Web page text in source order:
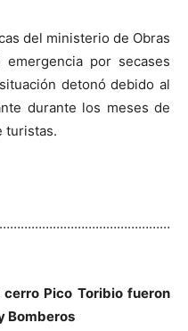
del ministerio de Obras
por secases
detonó debido al
durante los meses de
turistas.
Pico Toribio fueron
Bomberos